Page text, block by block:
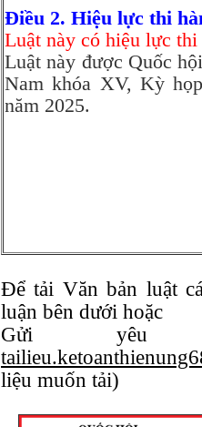
Điều 2. Hiệu lực thi
Luật này có hiệu lực
Luật này được Quốc
Nam khóa XV, Kỳ
năm 2025.
Để tải Văn bản luật
luận bên dưới hoặc
Gửi yêu
liệu muốn tải)